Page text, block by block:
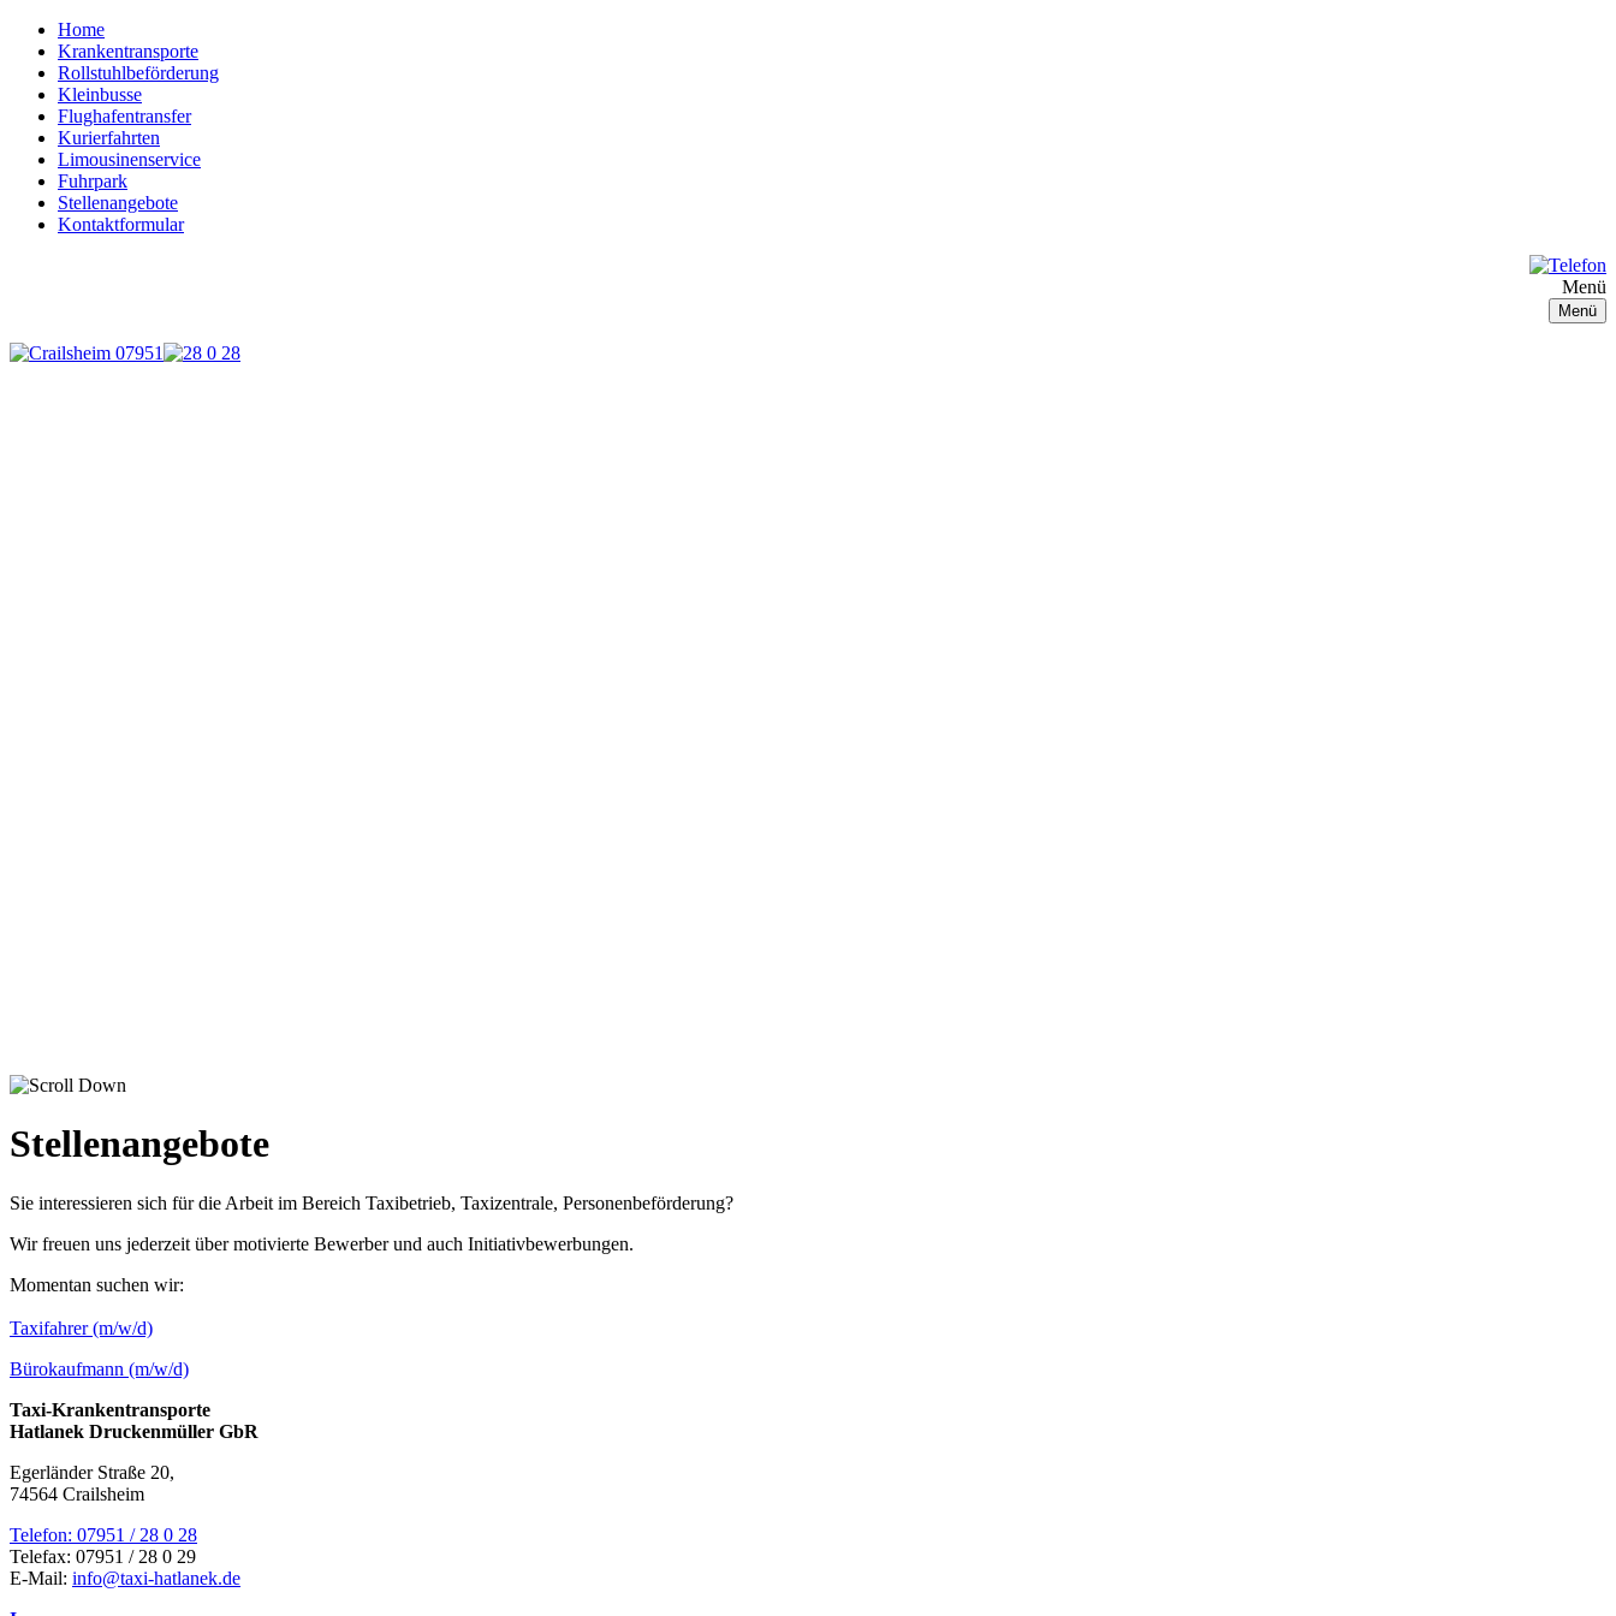
Home
Krankentransporte
Rollstuhlbeförderung
Kleinbusse
Flughafentransfer
Kurierfahrten
Limousinenservice
Fuhrpark
Stellenangebote
Kontaktformular
Menü
Menü
Stellenangebote
Sie interessieren sich für die Arbeit im Bereich Taxibetrieb, Taxizentrale, Personenbeförderung?
Wir freuen uns jederzeit über motivierte Bewerber und auch Initiativbewerbungen.
Momentan suchen wir:
Taxifahrer (m/w/d)
Bürokaufmann (m/w/d)
Taxi-Krankentransporte
Hatlanek Druckenmüller GbR
Egerländer Straße 20,
74564 Crailsheim
Telefon: 07951 / 28 0 28
Telefax: 07951 / 28 0 29
E-Mail: info@taxi-hatlanek.de